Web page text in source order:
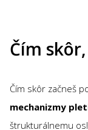
Čím
Čím skôr začneš
mechanizmy
štrukturálnemu